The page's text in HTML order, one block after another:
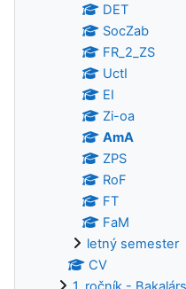
DET
SocZab
FR_2_ZS
UctI
EI
Zi-oa
AmA
ZPS
RoF
FT
FaM
letný semester
CV